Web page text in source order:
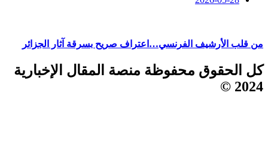
من قلب الأرشيف الفرنسي…اعتراف صريح بسرقة آثار الجزائر
كل الحقوق محفوظة منصة المقال الإخبارية
2024 ©